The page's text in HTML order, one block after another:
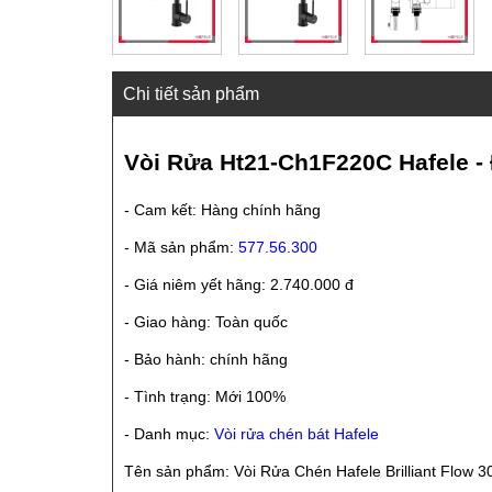
Chi tiết sản phẩm
Vòi Rửa Ht21-Ch1F220C Hafele
- Cam kết: Hàng chính hãng
- Mã sản phẩm: 577.56.300
- Giá niêm yết hãng: 2.740.000 đ
- Giao hàng: Toàn quốc
- Bảo hành: chính hãng
- Tình trạng: Mới 100%
- Danh mục: Vòi rửa chén bát Hafele
Tên sản phẩm: Vòi Rửa Chén Hafele Brilliant Flow